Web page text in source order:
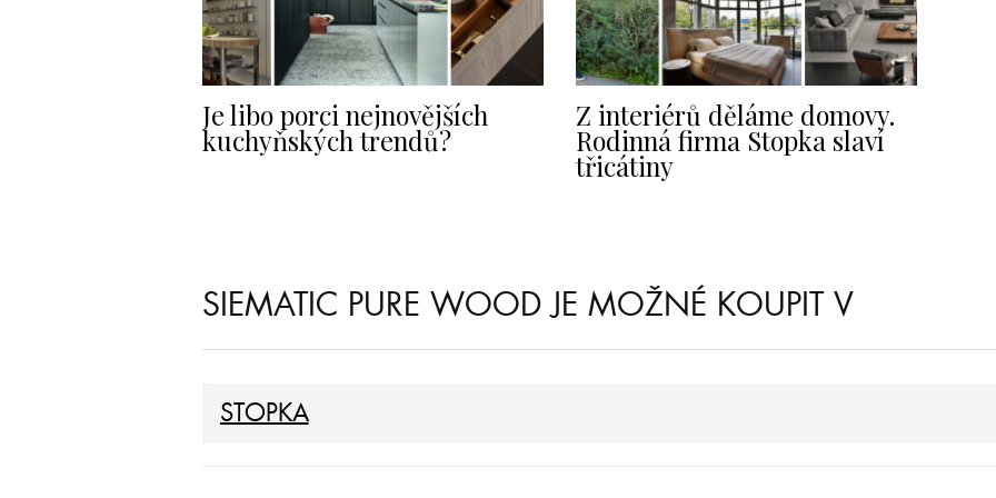
Je libo porci nejnovějších
kuchyňských trendů?
Z interiérů děláme domovy.
Rodinná firma Stopka slaví
třicátiny
SIEMATIC PURE WOOD JE MOŽNÉ KOUPIT V
STOPKA